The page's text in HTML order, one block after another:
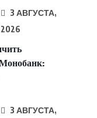
3 АВГУСТА,
2026
3 АВГУСТА,